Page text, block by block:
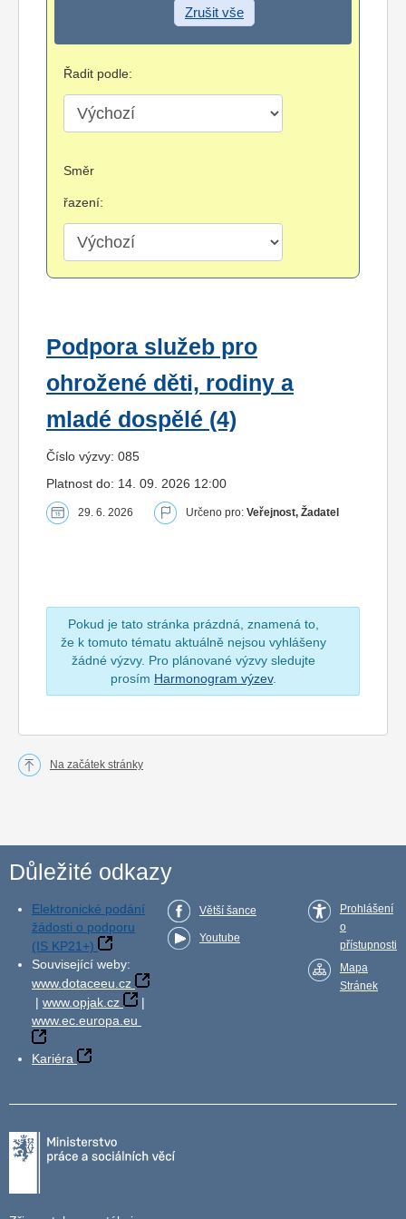
Zrušit vše
Řadit podle:
Směr
řazení:
Podpora služeb pro
ohrožené děti, rodiny a
mladé dospělé (4)
Číslo výzvy: 085
Platnost do: 14. 09. 2026 12:00
29. 6. 2026 Určeno pro: Veřejnost, Žadatel
Pokud je tato stránka prázdná, znamená to,
že k tomuto tématu aktuálně nejsou vyhlášeny
žádné výzvy. Pro plánované výzvy sledujte
prosím Harmonogram výzev.
Na začátek stránky
Důležité odkazy
Elektronické podání
žádosti o podporu
(IS KP21+)
Související weby:
www.dotaceeu.cz
| www.opjak.cz
|
www.ec.europa.eu
Kariéra
Větší šance
Youtube
Prohlášení
o
přístupnosti
Mapa
Stránek